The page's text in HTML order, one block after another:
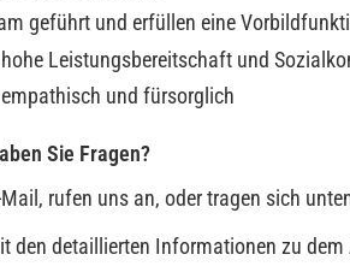
geführt und erfüllen eine
Leistungsbereitschaft und
und fürsorglich
Sie Fragen?
rufen uns an, oder tragen sich
den detaillierten Informationen zu dem